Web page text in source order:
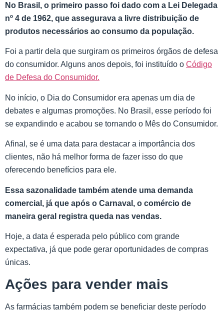
No Brasil, o primeiro passo foi dado com a Lei Delegada
nº 4 de 1962, que assegurava a livre distribuição de
produtos necessários ao consumo da população.
Foi a partir dela que surgiram os primeiros órgãos de defesa
do consumidor. Alguns anos depois, foi instituído o Código
de Defesa do Consumidor.
No início, o Dia do Consumidor era apenas um dia de
debates e algumas promoções. No Brasil, esse período foi
se expandindo e acabou se tornando o Mês do Consumidor.
Afinal, se é uma data para destacar a importância dos
clientes, não há melhor forma de fazer isso do que
oferecendo benefícios para ele.
Essa sazonalidade também atende uma demanda
comercial, já que após o Carnaval, o comércio de
maneira geral registra queda nas vendas.
Hoje, a data é esperada pelo público com grande
expectativa, já que pode gerar oportunidades de compras
únicas.
Ações para vender mais
As farmácias também podem se beneficiar deste período